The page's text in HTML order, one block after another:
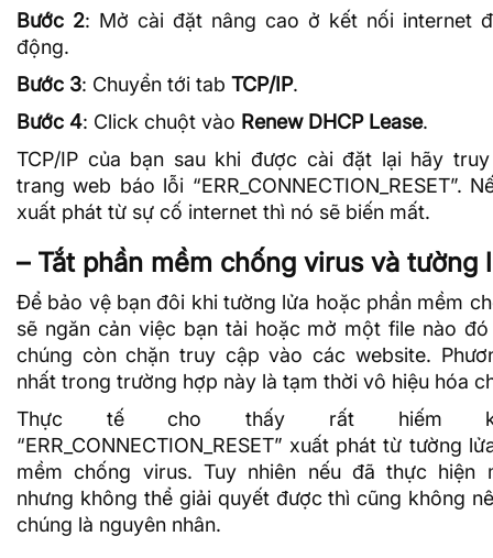
Bước 2: Mở cài đặt nâng cao ở kết nối internet
động.
Bước 3: Chuyển tới tab TCP/IP.
Bước 4: Click chuột vào Renew DHCP Lease.
TCP/IP của bạn sau khi được cài đặt lại hãy
trang web báo lỗi “ERR_CONNECTION_RESET”.
xuất phát từ sự cố internet thì nó sẽ biến mất.
– Tắt phần mềm chống virus và tường
Để bảo vệ bạn đôi khi tường lửa hoặc phần mềm
sẽ ngăn cản việc bạn tải hoặc mở một file nào
chúng còn chặn truy cập vào các website.
nhất trong trường hợp này là tạm thời vô hiệu hóa
Thực tế cho thấy rất hiếm
“ERR_CONNECTION_RESET” xuất phát từ tường
mềm chống virus. Tuy nhiên nếu đã thực hiện
nhưng không thể giải quyết được thì cũng không
chúng là nguyên nhân.